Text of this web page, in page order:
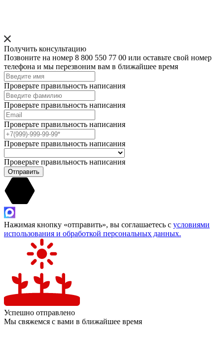
Получить консультацию
Позвоните на номер 8 800 550 77 00 или оставьте свой номер
телефона и мы перезвоним вам в ближайшее время
Проверьте правильность написания
Проверьте правильность написания
Проверьте правильность написания
Проверьте правильность написания
Проверьте правильность написания
Отправить
Нажимая кнопку «отправить», вы соглашаетесь с условиями
использования и обработкой персональных данных.
Успешно отправлено
Мы свяжемся с вами в ближайшее время